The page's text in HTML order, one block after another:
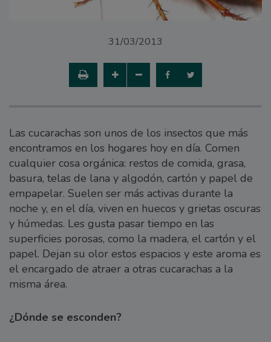
31/03/2013
Las cucarachas son unos de los insectos que más
encontramos en los hogares hoy en día. Comen
cualquier cosa orgánica: restos de comida, grasa,
basura, telas de lana y algodón, cartón y papel de
empapelar. Suelen ser más activas durante la
noche y, en el día, viven en huecos y grietas oscuras
y húmedas. Les gusta pasar tiempo en las
superficies porosas, como la madera, el cartón y el
papel. Dejan su olor estos espacios y este aroma es
el encargado de atraer a otras cucarachas a la
misma área.
¿Dónde se esconden?